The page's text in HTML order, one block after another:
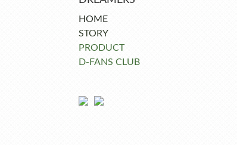
HOME
STORY
PRODUCT
D-FANS CLUB